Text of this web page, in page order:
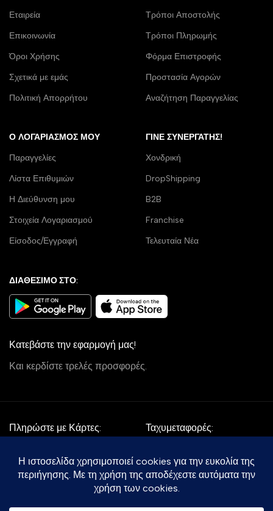
Εταιρεία
Επικοινωνία
Όροι Χρήσης
Σχετικά με εμάς
Πολιτική Απορρήτου
Τρόποι Αποστολής
Τρόποι Πληρωμής
Φόρμα Επιστροφής
Προστασία Αγορών
Αναζήτηση Παραγγελίας
Ο ΛΟΓΑΡΙΑΣΜΌΣ ΜΟΥ
Παραγγελίες
Λίστα Επιθυμιών
Η Διεύθυνση μου
Στοιχεία Λογαριασμού
Είσοδος/Εγγραφή
ΓΊΝΕ ΣΥΝΕΡΓΆΤΗΣ!
Χονδρική
DropShipping
B2B
Franchise
Τελευταία Νέα
ΔΙΑΘΕΣΙΜΟ ΣΤΟ:
Κατεβάστε την εφαρμογή μας!
Και κερδίστε τρελές προσφορές.
Πληρώστε με Κάρτες: Ταχυμεταφορές:
Follow Us: